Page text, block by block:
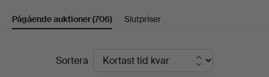
Halmstads
Pågående auktioner(706) Slutpriser
PågåendeSortera